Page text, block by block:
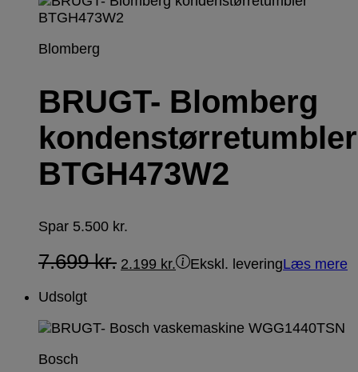
Blomberg
BRUGT- Blomberg
kondenstørretumbler
BTGH473W2
Spar 5.500 kr.
7.699kr. 2.199 kr. Ekskl. leveringLæs mere
Udsolgt
Bosch